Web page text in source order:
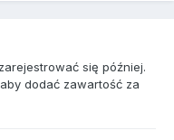
się później.
aby dodać zawartość za